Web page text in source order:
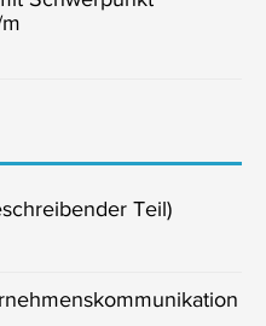
Teil)